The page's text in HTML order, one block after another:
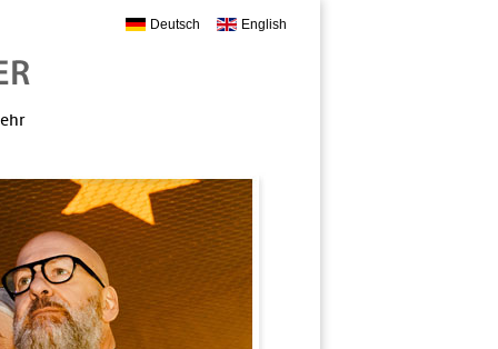
Deutsch English